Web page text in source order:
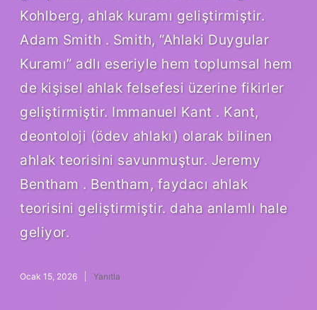
Kohlberg, ahlak kuramı geliştirmiştir.
Adam Smith . Smith, “Ahlaki Duygular
Kuramı” adlı eseriyle hem toplumsal hem
de kişisel ahlak felsefesi üzerine fikirler
geliştirmiştir. Immanuel Kant . Kant,
deontoloji (ödev ahlakı) olarak bilinen
ahlak teorisini savunmuştur. Jeremy
Bentham . Bentham, faydacı ahlak
teorisini geliştirmiştir. daha anlamlı hale
geliyor.
Ocak 15, 2026 Yanıtla